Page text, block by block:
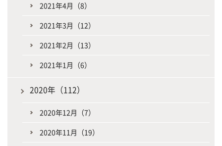
2021年4月（8）
2021年3月（12）
2021年2月（13）
2021年1月（6）
2020年（112）
2020年12月（7）
2020年11月（19）